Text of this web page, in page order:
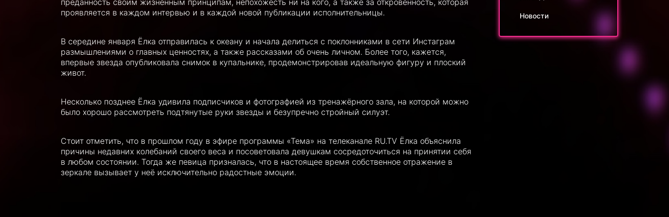
преданность своим жизненным принципам, непохожесть ни на кого, а также за откровенность, которая
проявляется в каждом интервью и в каждой новой публикации исполнительницы.
В середине января Ёлка отправилась к океану и начала делиться с поклонниками в сети Инстаграм
размышлениями о главных ценностях, а также рассказами об очень личном. Более того, кажется,
впервые звезда опубликовала снимок в купальнике, продемонстрировав идеальную фигуру и плоский
живот.
Несколько позднее Ёлка удивила подписчиков и фотографией из тренажёрного зала, на которой можно
было хорошо рассмотреть подтянутые руки звезды и безупречно стройный силуэт.
Стоит отметить, что в прошлом году в эфире программы «Тема» на телеканале RU.TV Ёлка объяснила
причины недавних колебаний своего веса и посоветовала девушкам сосредоточиться на принятии себя
в любом состоянии. Тогда же певица призналась, что в настоящее время собственное отражение в
зеркале вызывает у неё исключительно радостные эмоции.
Новости